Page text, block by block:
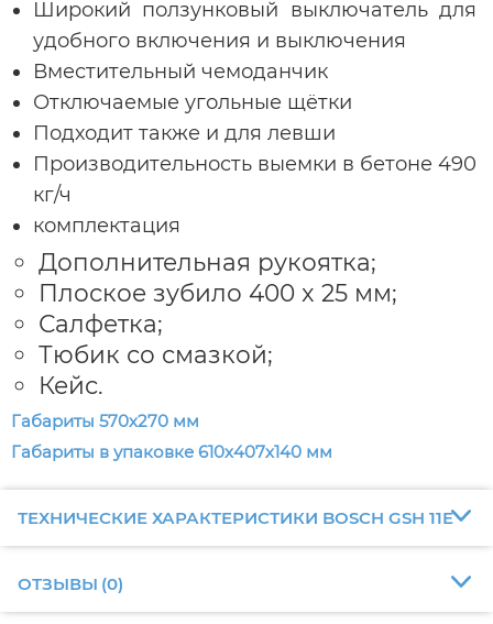
Широкий ползунковый выключатель для
удобного включения и выключения
Вместительный чемоданчик
Отключаемые угольные щётки
Подходит также и для левши
Производительность выемки в бетоне 490
кг/ч
комплектация
Дополнительная рукоятка;
Плоское зубило 400 x 25 мм;
Салфетка;
Тюбик со смазкой;
Кейс.
Габариты 570х270 мм
Габариты в упаковке 610х407х140 мм
ТЕХНИЧЕСКИЕ ХАРАКТЕРИСТИКИ BOSCH GSH 11E
ОТЗЫВЫ (0)